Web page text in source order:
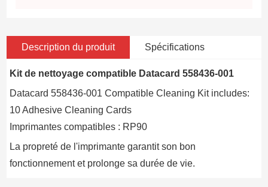
Description du produit Spécifications
Kit de nettoyage compatible Datacard 558436-001
Datacard 558436-001 Compatible Cleaning Kit includes:
10 Adhesive Cleaning Cards
Imprimantes compatibles : RP90
La propreté de l'imprimante garantit son bon
fonctionnement et prolonge sa durée de vie.